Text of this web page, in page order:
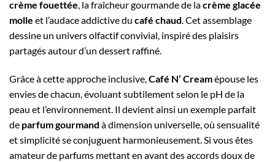
crème fouettée, la fraîcheur gourmande de lacrème glacée
molle et l’audace addictive du café chaud. Cet assemblage
dessine un univers olfactif convivial, inspiré des plaisirs
partagés autour d’un dessert raffiné.
Grâce à cette approche inclusive,Café N’ Creamépouse les
envies de chacun, évoluant subtilement selon le pH de la
peau et l’environnement. Il devient ainsi un exemple parfait
de parfum gourmand à dimension universelle, où sensualité
et simplicité se conjuguent harmonieusement. Si vous êtes
amateur de parfums mettant en avant des accords doux de